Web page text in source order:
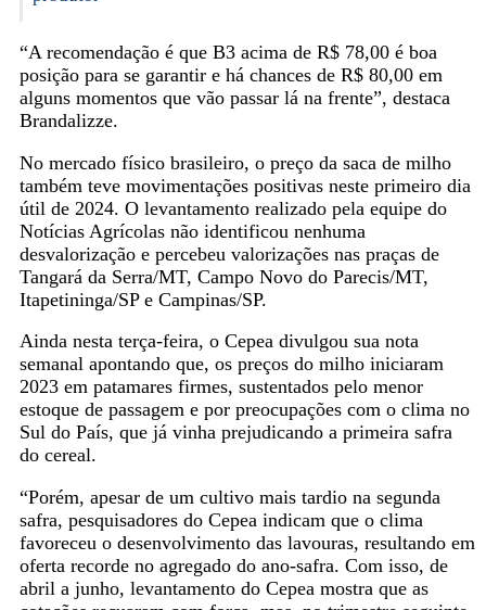
“A recomendação é que B3 acima de R$ 78,00 é boa
posição para se garantir e há chances de R$ 80,00 em
alguns momentos que vão passar lá na frente”, destaca
Brandalizze.
No mercado físico brasileiro, o preço da saca de milho
também teve movimentações positivas neste primeiro dia
útil de 2024. O levantamento realizado pela equipe do
Notícias Agrícolas não identificou nenhuma
desvalorização e percebeu valorizações nas praças de
Tangará da Serra/MT, Campo Novo do Parecis/MT,
Itapetininga/SP e Campinas/SP.
Ainda nesta terça-feira, o Cepea divulgou sua nota
semanal apontando que, os preços do milho iniciaram
2023 em patamares firmes, sustentados pelo menor
estoque de passagem e por preocupações com o clima no
Sul do País, que já vinha prejudicando a primeira safra
do cereal.
“Porém, apesar de um cultivo mais tardio na segunda
safra, pesquisadores do Cepea indicam que o clima
favoreceu o desenvolvimento das lavouras, resultando em
oferta recorde no agregado do ano-safra. Com isso, de
abril a junho, levantamento do Cepea mostra que as